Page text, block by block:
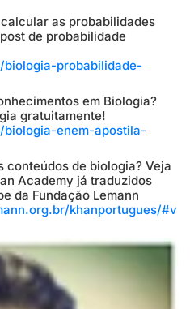
as probabilidades
de probabilidade
probabilidade-
em Biologia?
gratuitamente!
enem-apostila-
de biologia? Veja
Academy já traduzidos
da Fundação Lemann
khanportugues/#v